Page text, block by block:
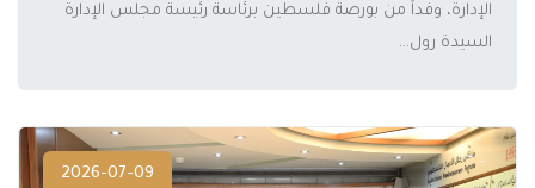
الإدارة، وفداً من بورصة فلسطين برئاسة رئيسة مجلس الإدارة
السيدة رول...
2026-07-09